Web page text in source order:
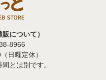
について）
8966
日曜定休）
とは別です。